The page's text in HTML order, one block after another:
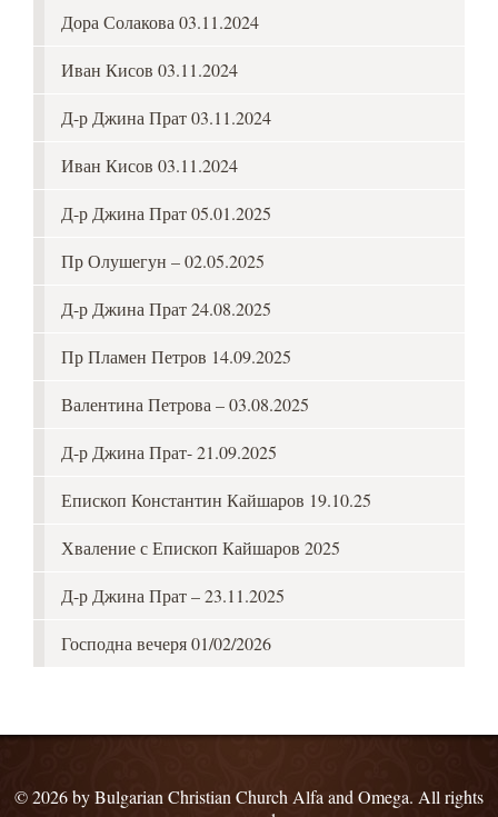
Дора Солакова 03.11.2024
Иван Кисов 03.11.2024
Д-р Джина Прат 03.11.2024
Иван Кисов 03.11.2024
Д-р Джина Прат 05.01.2025
Пр Олушегун – 02.05.2025
Д-р Джина Прат 24.08.2025
Пр Пламен Петров 14.09.2025
Валентина Петрова – 03.08.2025
Д-р Джина Прат- 21.09.2025
Епископ Константин Кайшаров 19.10.25
Хваление с Епископ Кайшаров 2025
Д-р Джина Прат – 23.11.2025
Господна вечеря 01/02/2026
© 2026 by Bulgarian Christian Church Alfa and Omega. All rights